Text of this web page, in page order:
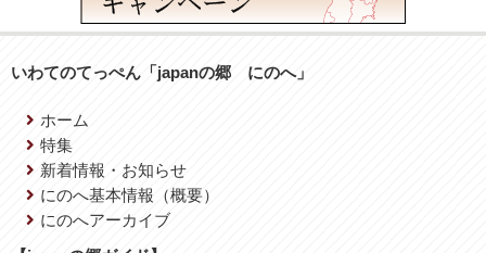
いわてのてっぺん「japanの郷 にのへ」
ホーム
特集
新着情報・お知らせ
にのへ基本情報（概要）
にのへアーカイブ